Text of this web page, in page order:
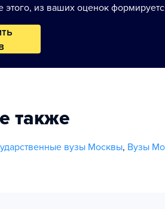
из ваших оценок
также
вузы Москвы, Вузы